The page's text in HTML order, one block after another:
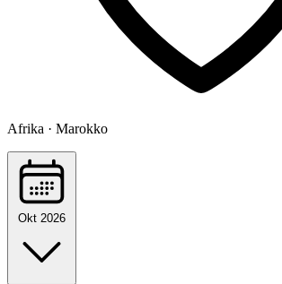
Afrika · Marokko
Okt 2026